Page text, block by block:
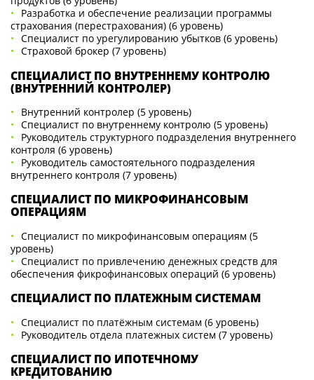
Разработка и обеспечение реализации программы
страхования (перестрахования) (6 уровень)
Специалист по урегулированию убытков (6 уровень)
Страховой брокер (7 уровень)
СПЕЦИАЛИСТ ПО ВНУТРЕННЕМУ КОНТРОЛЮ
(ВНУТРЕННИЙ КОНТРОЛЕР)
Внутренний контролер (5 уровень)
Специалист по внутреннему контролю (5 уровень)
Руководитель структурного подразделения внутреннего
контроля (6 уровень)
Руководитель самостоятельного подразделения
внутреннего контроля (7 уровень)
СПЕЦИАЛИСТ ПО МИКРОФИНАНСОВЫМ
ОПЕРАЦИЯМ
Специалист по микрофинансовым операциям (5
уровень)
Специалист по привлечению денежных средств для
обеспечения фикрофинансовых операций (6 уровень)
СПЕЦИАЛИСТ ПО ПЛАТЕЖНЫМ СИСТЕМАМ
Специалист по платёжным системам (6 уровень)
Руководитель отдела платежных систем (7 уровень)
СПЕЦИАЛИСТ ПО ИПОТЕЧНОМУ
КРЕДИТОВАНИЮ